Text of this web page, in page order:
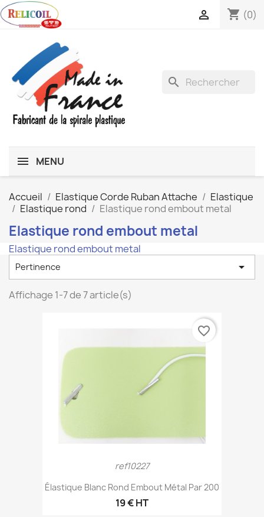
shopping_cart (0)

search
MENU
Accueil Elastique Corde Ruban Attache
Elastique
Elastique rond
Elastique rond embout metal
Elastique rond embout metal
Elastique rond embout metal
Pertinence 
Affichage 1-7 de 7 article(s)
ref10227
Élastique Blanc Rond Embout Métal Par 200
19 € HT
favorite_border